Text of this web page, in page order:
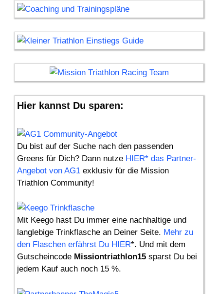
Hier kannst Du sparen:
Du bist auf der Suche nach den passenden
Greens für Dich? Dann nutze HIER* das Partner-
Angebot von AG1 exklusiv für die Mission
Triathlon Community!
Mit Keego hast Du immer eine nachhaltige und
langlebige Trinkflasche an Deiner Seite. Mehr zu
den Flaschen erfährst Du HIER*. Und mit dem
Gutscheincode Missiontriathlon15 sparst Du bei
jedem Kauf auch noch 15 %.